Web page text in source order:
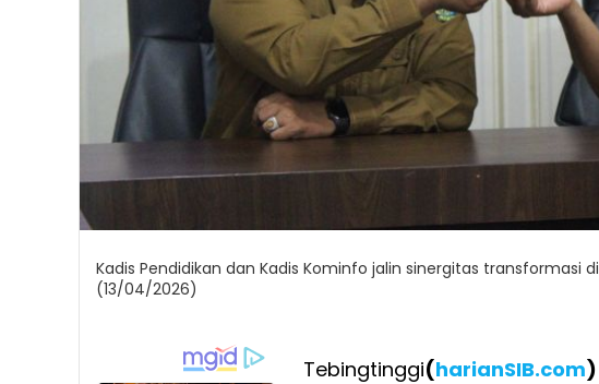
Kadis Pendidikan dan Kadis Kominfo jalin sinergitas transformasi
(13/04/2026)
Tebingtinggi(harianSIB.com)